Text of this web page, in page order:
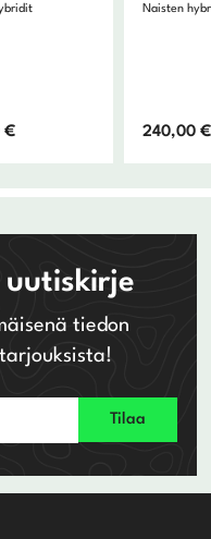
€
Naisten
240,00€
uutiskirje
tiedon